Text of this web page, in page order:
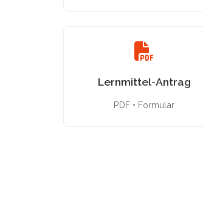
Lernmittel-Antrag
PDF • Formular